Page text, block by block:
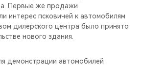
Первые же продажи
интерес псковичей к автомобилям
дилерского центра было принято
нового здания.
демонстрации автомобилей